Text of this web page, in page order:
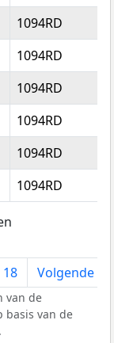
1094RD
1094RD
1094RD
1094RD
1094RD
1094RD
18 Volgende
van de
basis van de